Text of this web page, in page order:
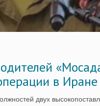
в Иране
двух